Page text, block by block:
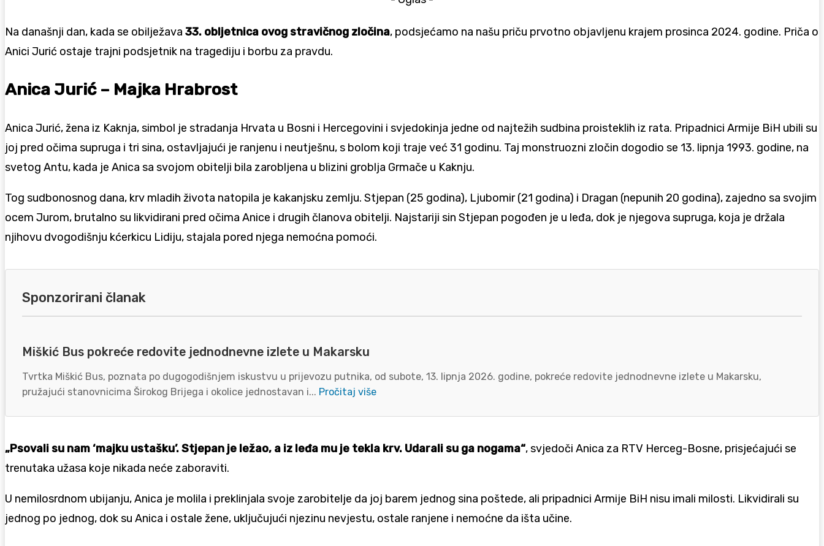
Na današnji dan, kada se obilježava 33. obljetnica ovog stravičnog zločina, podsjećamo na našu priču prvotno objavljenu krajem prosinca 2024. godine. Priča o
Anici Jurić ostaje trajni podsjetnik na tragediju i borbu za pravdu.
Anica Jurić – Majka Hrabrost
Anica Jurić, žena iz Kaknja, simbol je stradanja Hrvata u Bosni i Hercegovini i svjedokinja jedne od najtežih sudbina proisteklih iz rata. Pripadnici Armije BiH ubili su
joj pred očima supruga i tri sina, ostavljajući je ranjenu i neutješnu, s bolom koji traje već 31 godinu. Taj monstruozni zločin dogodio se 13. lipnja 1993. godine, na
svetog Antu, kada je Anica sa svojom obitelji bila zarobljena u blizini groblja Grmače u Kaknju.
Tog sudbonosnog dana, krv mladih života natopila je kakanjsku zemlju. Stjepan (25 godina), Ljubomir (21 godina) i Dragan (nepunih 20 godina), zajedno sa svojim
ocem Jurom, brutalno su likvidirani pred očima Anice i drugih članova obitelji. Najstariji sin Stjepan pogođen je u leđa, dok je njegova supruga, koja je držala
njihovu dvogodišnju kćerkicu Lidiju, stajala pored njega nemoćna pomoći.
Sponzorirani članak
Miškić Bus pokreće redovite jednodnevne izlete u Makarsku
Tvrtka Miškić Bus, poznata po dugogodišnjem iskustvu u prijevozu putnika, od subote, 13. lipnja 2026. godine, pokreće redovite jednodnevne izlete u Makarsku,
pružajući stanovnicima Širokog Brijega i okolice jednostavan i... Pročitaj više
„Psovali su nam ‘majku ustašku’. Stjepan je ležao, a iz leđa mu je tekla krv. Udarali su ga nogama“, svjedoči Anica za RTV Herceg-Bosne, prisjećajući se
trenutaka užasa koje nikada neće zaboraviti.
U nemilosrdnom ubijanju, Anica je molila i preklinjala svoje zarobitelje da joj barem jednog sina poštede, ali pripadnici Armije BiH nisu imali milosti. Likvidirali su
jednog po jednog, dok su Anica i ostale žene, uključujući njezinu nevjestu, ostale ranjene i nemoćne da išta učine.